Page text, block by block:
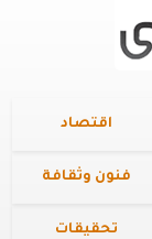
اقتصاد
فنون وثقافة
تحقيقات